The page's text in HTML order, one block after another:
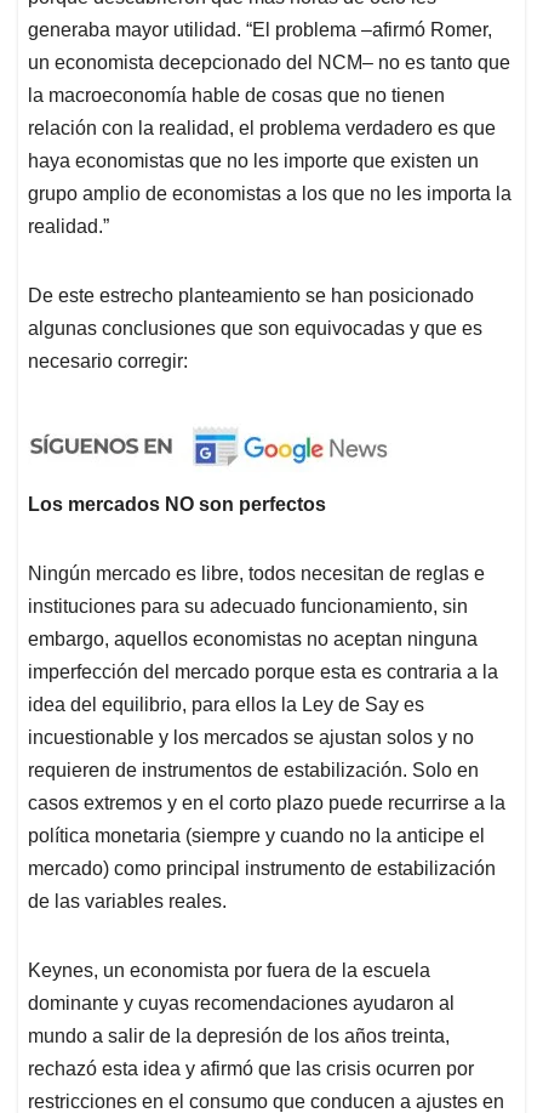
generaba mayor utilidad. “El problema –afirmó Romer,
un economista decepcionado del NCM– no es tanto que
la macroeconomía hable de cosas que no tienen
relación con la realidad, el problema verdadero es que
haya economistas que no les importe que existen un
grupo amplio de economistas a los que no les importa la
realidad.”
De este estrecho planteamiento se han posicionado
algunas conclusiones que son equivocadas y que es
necesario corregir:
Los mercados NO son perfectos
Ningún mercado es libre, todos necesitan de reglas e
instituciones para su adecuado funcionamiento, sin
embargo, aquellos economistas no aceptan ninguna
imperfección del mercado porque esta es contraria a la
idea del equilibrio, para ellos la Ley de Say es
incuestionable y los mercados se ajustan solos y no
requieren de instrumentos de estabilización. Solo en
casos extremos y en el corto plazo puede recurrirse a la
política monetaria (siempre y cuando no la anticipe el
mercado) como principal instrumento de estabilización
de las variables reales.
Keynes, un economista por fuera de la escuela
dominante y cuyas recomendaciones ayudaron al
mundo a salir de la depresión de los años treinta,
rechazó esta idea y afirmó que las crisis ocurren por
restricciones en el consumo que conducen a ajustes en